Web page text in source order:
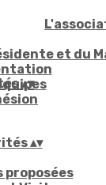
et du
▴▾
▴▾